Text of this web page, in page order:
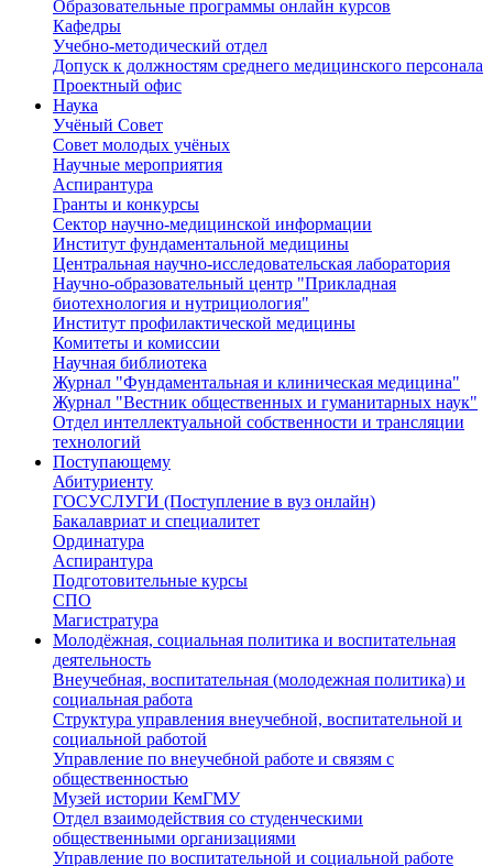
Образовательные программы онлайн курсов
Кафедры
Учебно-методический отдел
Допуск к должностям среднего медицинского персонала
Проектный офис
Наука
Учёный Cовет
Совет молодых учёных
Научные мероприятия
Аспирантура
Гранты и конкурсы
Сектор научно-медицинской информации
Институт фундаментальной медицины
Центральная научно-исследовательская лаборатория
Научно-образовательный центр "Прикладная
биотехнология и нутрициология"
Институт профилактической медицины
Комитеты и комиссии
Научная библиотека
Журнал "Фундаментальная и клиническая медицина"
Журнал "Вестник общественных и гуманитарных наук"
Отдел интеллектуальной собственности и трансляции
технологий
Поступающему
Абитуриенту
ГОСУСЛУГИ (Поступление в вуз онлайн)
Бакалавриат и специалитет
Ординатура
Аспирантура
Подготовительные курсы
СПО
Магистратура
Молодёжная, социальная политика и воспитательная
деятельность
Внеучебная, воспитательная (молодежная политика) и
социальная работа
Структура управления внеучебной, воспитательной и
социальной работой
Управление по внеучебной работе и связям с
общественностью
Музей истории КемГМУ
Отдел взаимодействия со студенческими
общественными организациями
Управление по воспитательной и социальной работе